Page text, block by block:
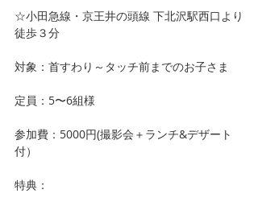
☆小田急線・京王井の頭線 下北沢駅西口より
徒歩３分
対象：首すわり～タッチ前までのお子さま
定員：5〜6組様
参加費：5000円(撮影会＋ランチ&デザート
付）
特典：